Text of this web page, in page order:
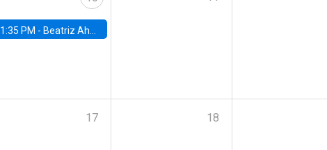
1:35 PM - Beatriz Ahumada, PhD candidate, Universidad de Pittsburgh
17 18